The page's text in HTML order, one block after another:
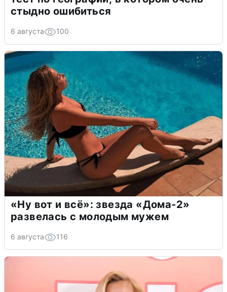
стыдно ошибиться
6 августа 100
«Ну вот и всё»: звезда «Дома-2»
развелась с молодым мужем
6 августа 116